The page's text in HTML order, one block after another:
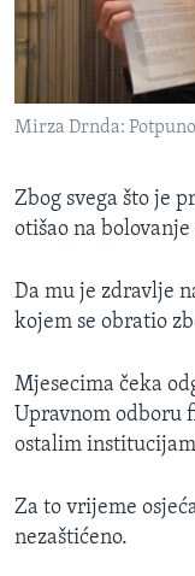
Mirza Drnda:
Zbog svega što je
otišao na
Da mu je zdravlje
kojem se obratio
Mjesecima čeka
Upravnom odboru
ostalim
Za to vrijeme
nezaštićeno.